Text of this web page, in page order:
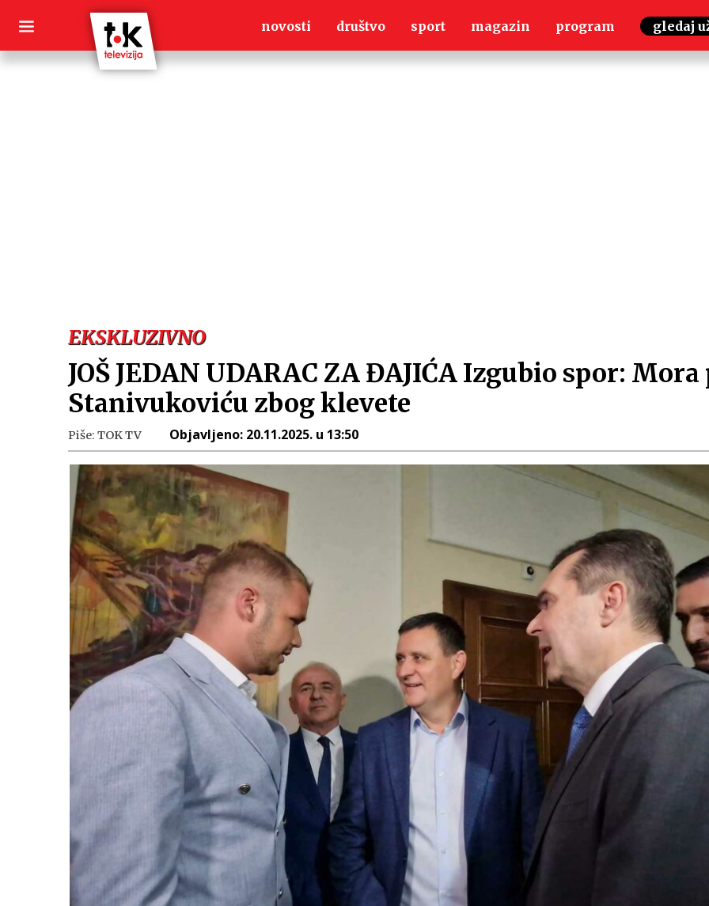
content
novosti društvo sport magazin program gledaj
EKSKLUZIVNO
JOŠ JEDAN UDARAC ZA ĐAJIĆA Izgubio spor:
Stanivukoviću zbog klevete
Piše: TOK TV Objavljeno: 20.11.2025. u 13:50